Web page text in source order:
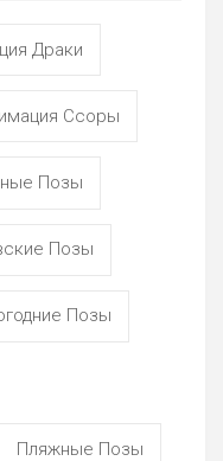
Драки
Ссоры
Позы
Позы
Позы
Пляжные Позы